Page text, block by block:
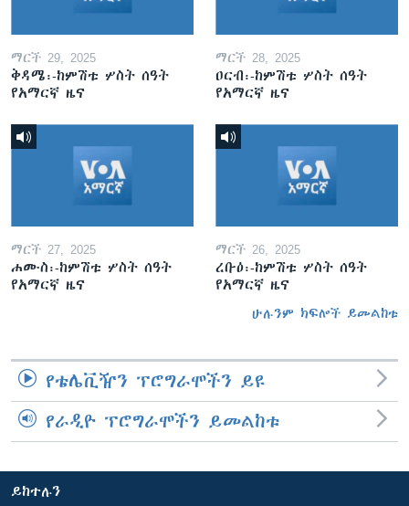
ማርች 29, 2025
ቅዳሜ፡-ከምሽቱ ሦስት ሰዓት
የአማርኛ ዜና
ማርች 28, 2025
ዐርብ፡-ከምሽቱ ሦስት ሰዓት
የአማርኛ ዜና
ማርች 27, 2025
ሐሙስ፡-ከምሽቱ ሦስት ሰዓት
የአማርኛ ዜና
ማርች 26, 2025
ረቡዕ፡-ከምሽቱ ሦስት ሰዓት
የአማርኛ ዜና
ሁሉንም ክፍሎች ይመልከቱ
የቴሌቪዥን ፕሮግራሞችን ይዩ
የራዲዮ ፕሮግራሞችን ይመልከቱ
ይከተሉን